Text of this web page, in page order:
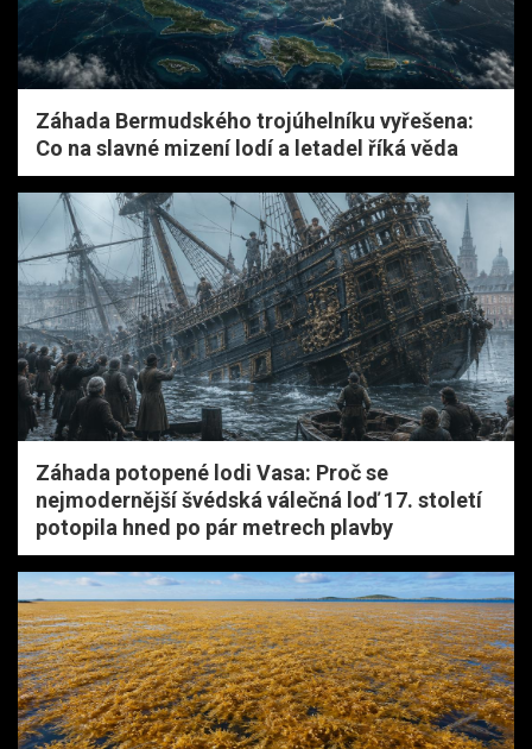
Záhada Bermudského trojúhelníku vyřešena:
Co na slavné mizení lodí a letadel říká věda
Záhada potopené lodi Vasa: Proč se
nejmodernější švédská válečná loď 17. století
potopila hned po pár metrech plavby